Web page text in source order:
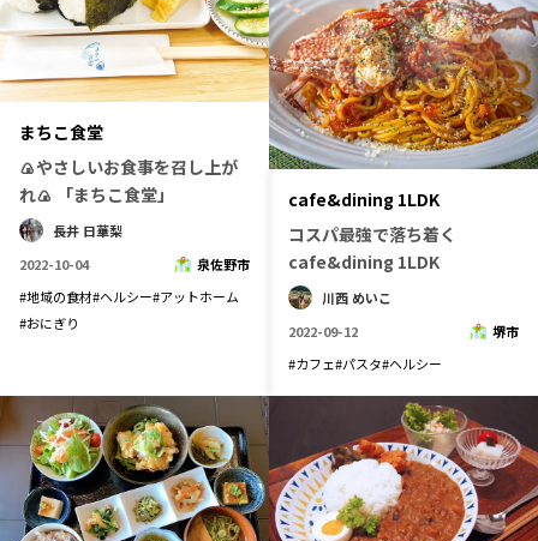
まちこ食堂
🍙やさしいお食事を召し上が
れ🍙 「まちこ食堂」
長井 日華梨
2022-10-04
泉佐野市
#地域の食材#ヘルシー#アットホーム
#おにぎり
cafe&dining 1LDK
コスパ最強で落ち着く
cafe&dining 1LDK
川西 めいこ
2022-09-12
堺市
#カフェ#パスタ#ヘルシー